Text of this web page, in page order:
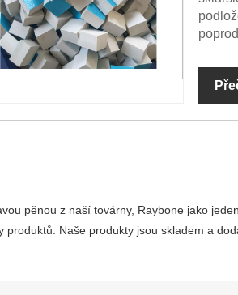
pěnou z naší továrny, Raybone jako
Naše produkty jsou skladem a